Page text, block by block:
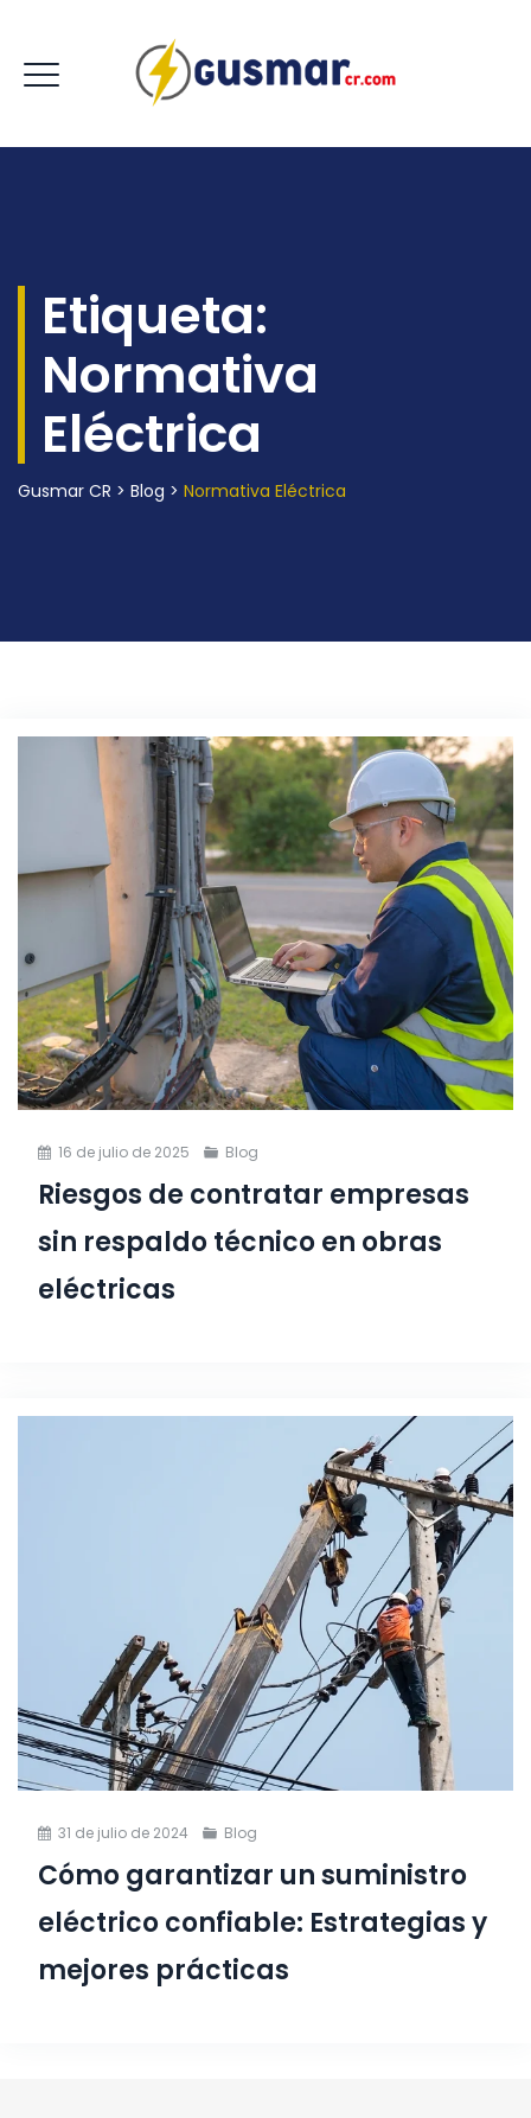
Etiqueta:
Normativa
Eléctrica
Gusmar CR > Blog > Normativa Eléctrica
16 de julio de 2025 Blog
Riesgos de contratar empresas
sin respaldo técnico en obras
eléctricas
31 de julio de 2024 Blog
Cómo garantizar un suministro
eléctrico confiable: Estrategias y
mejores prácticas